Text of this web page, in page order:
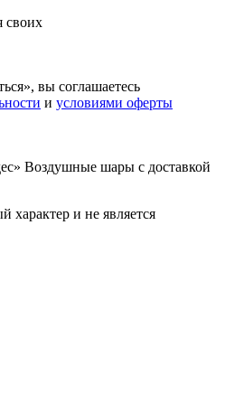
своих
», вы соглашаетесь
и условиями оферты
Воздушные шары с доставкой
характер и не является